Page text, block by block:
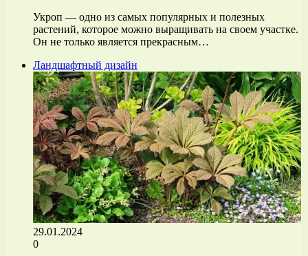
Укроп — одно из самых популярных и полезных
растений, которое можно выращивать на своем участке.
Он не только является прекрасным…
Ландшафтный дизайн
29.01.2024
0